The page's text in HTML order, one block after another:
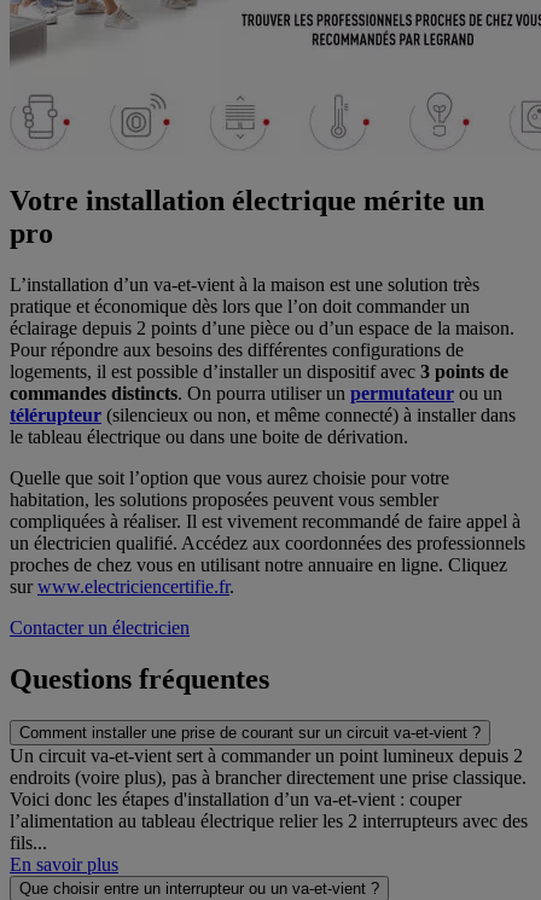
Votre installation électrique mérite un
pro
L’installation d’un va-et-vient à la maison est une solution très
pratique et économique dès lors que l’on doit commander un
éclairage depuis 2 points d’une pièce ou d’un espace de la maison.
Pour répondre aux besoins des différentes configurations de
logements, il est possible d’installer un dispositif avec 3 points de
commandes distincts. On pourra utiliser un permutateur ou un
télérupteur (silencieux ou non, et même connecté) à installer dans
le tableau électrique ou dans une boite de dérivation.
Quelle que soit l’option que vous aurez choisie pour votre
habitation, les solutions proposées peuvent vous sembler
compliquées à réaliser. Il est vivement recommandé de faire appel à
un électricien qualifié. Accédez aux coordonnées des professionnels
proches de chez vous en utilisant notre annuaire en ligne. Cliquez
surwww.electriciencertifie.fr.
Contacter un électricien
Questions fréquentes
Comment installer une prise de courant sur un circuit va-et-vient ?
Un circuit va-et-vient sert à commander un point lumineux depuis 2
endroits (voire plus), pas à brancher directement une prise classique.
Voici donc les étapes d'installation d’un va-et-vient : couper
l’alimentation au tableau électrique relier les 2 interrupteurs avec des
fils...
En savoir plus
Que choisir entre un interrupteur ou un va-et-vient ?